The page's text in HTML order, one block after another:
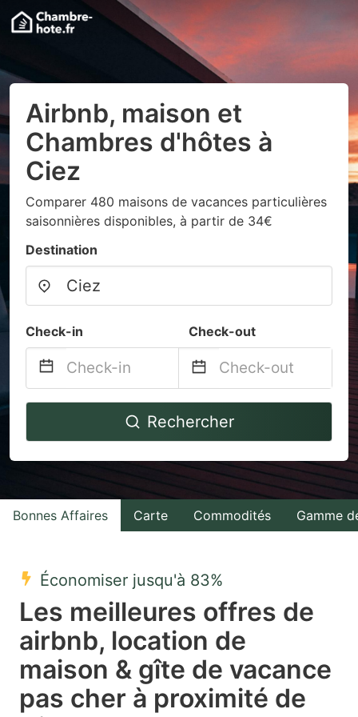
Airbnb, maison et
Chambres d'hôtes à
Ciez
Comparer 480 maisons de vacances particulières
saisonnières disponibles, à partir de 34€
Destination
Check-in Check-out
Navigate
to
with
the
select
date.
Press
the
question
Navigate
backward
to
interact
with
the
select
a
date.
Press
the
question
Rechercher
Bonnes Affaires Carte Commodités Gamme
Économiser jusqu'à 83%
Les meilleures offres de
airbnb, location de
maison & gîte de vacance
pas cher à proximité de